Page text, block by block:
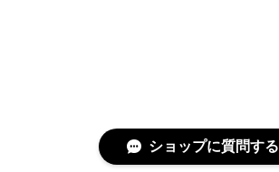
ショップに質問する